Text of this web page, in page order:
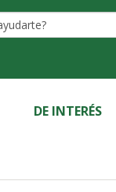
DE INTERÉS